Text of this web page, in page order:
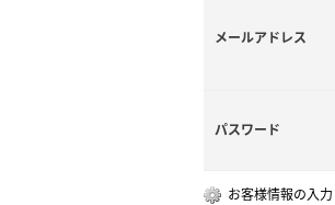
メールアドレス
パスワード
お客様情報の入力